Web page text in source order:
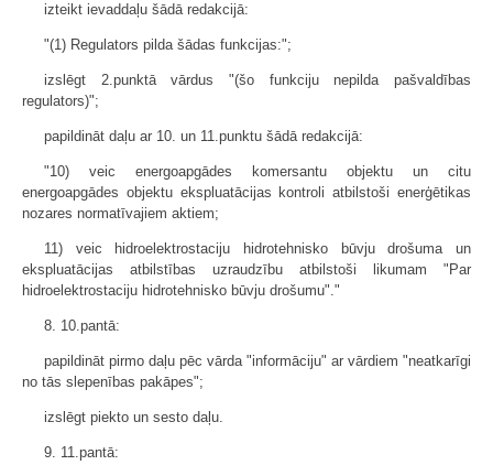
izteikt ievaddaļu šādā redakcijā:
"(1) Regulators pilda šādas funkcijas:";
izslēgt 2.punktā vārdus "(šo funkciju nepilda pašvaldības
regulators)";
papildināt daļu ar 10. un 11.punktu šādā redakcijā:
"10) veic energoapgādes komersantu objektu un citu
energoapgādes objektu ekspluatācijas kontroli atbilstoši enerģētikas
nozares normatīvajiem aktiem;
11) veic hidroelektrostaciju hidrotehnisko būvju drošuma un
ekspluatācijas atbilstības uzraudzību atbilstoši likumam "Par
hidroelektrostaciju hidrotehnisko būvju drošumu"."
8. 10.pantā:
papildināt pirmo daļu pēc vārda "informāciju" ar vārdiem "neatkarīgi
no tās slepenības pakāpes";
izslēgt piekto un sesto daļu.
9. 11.pantā: